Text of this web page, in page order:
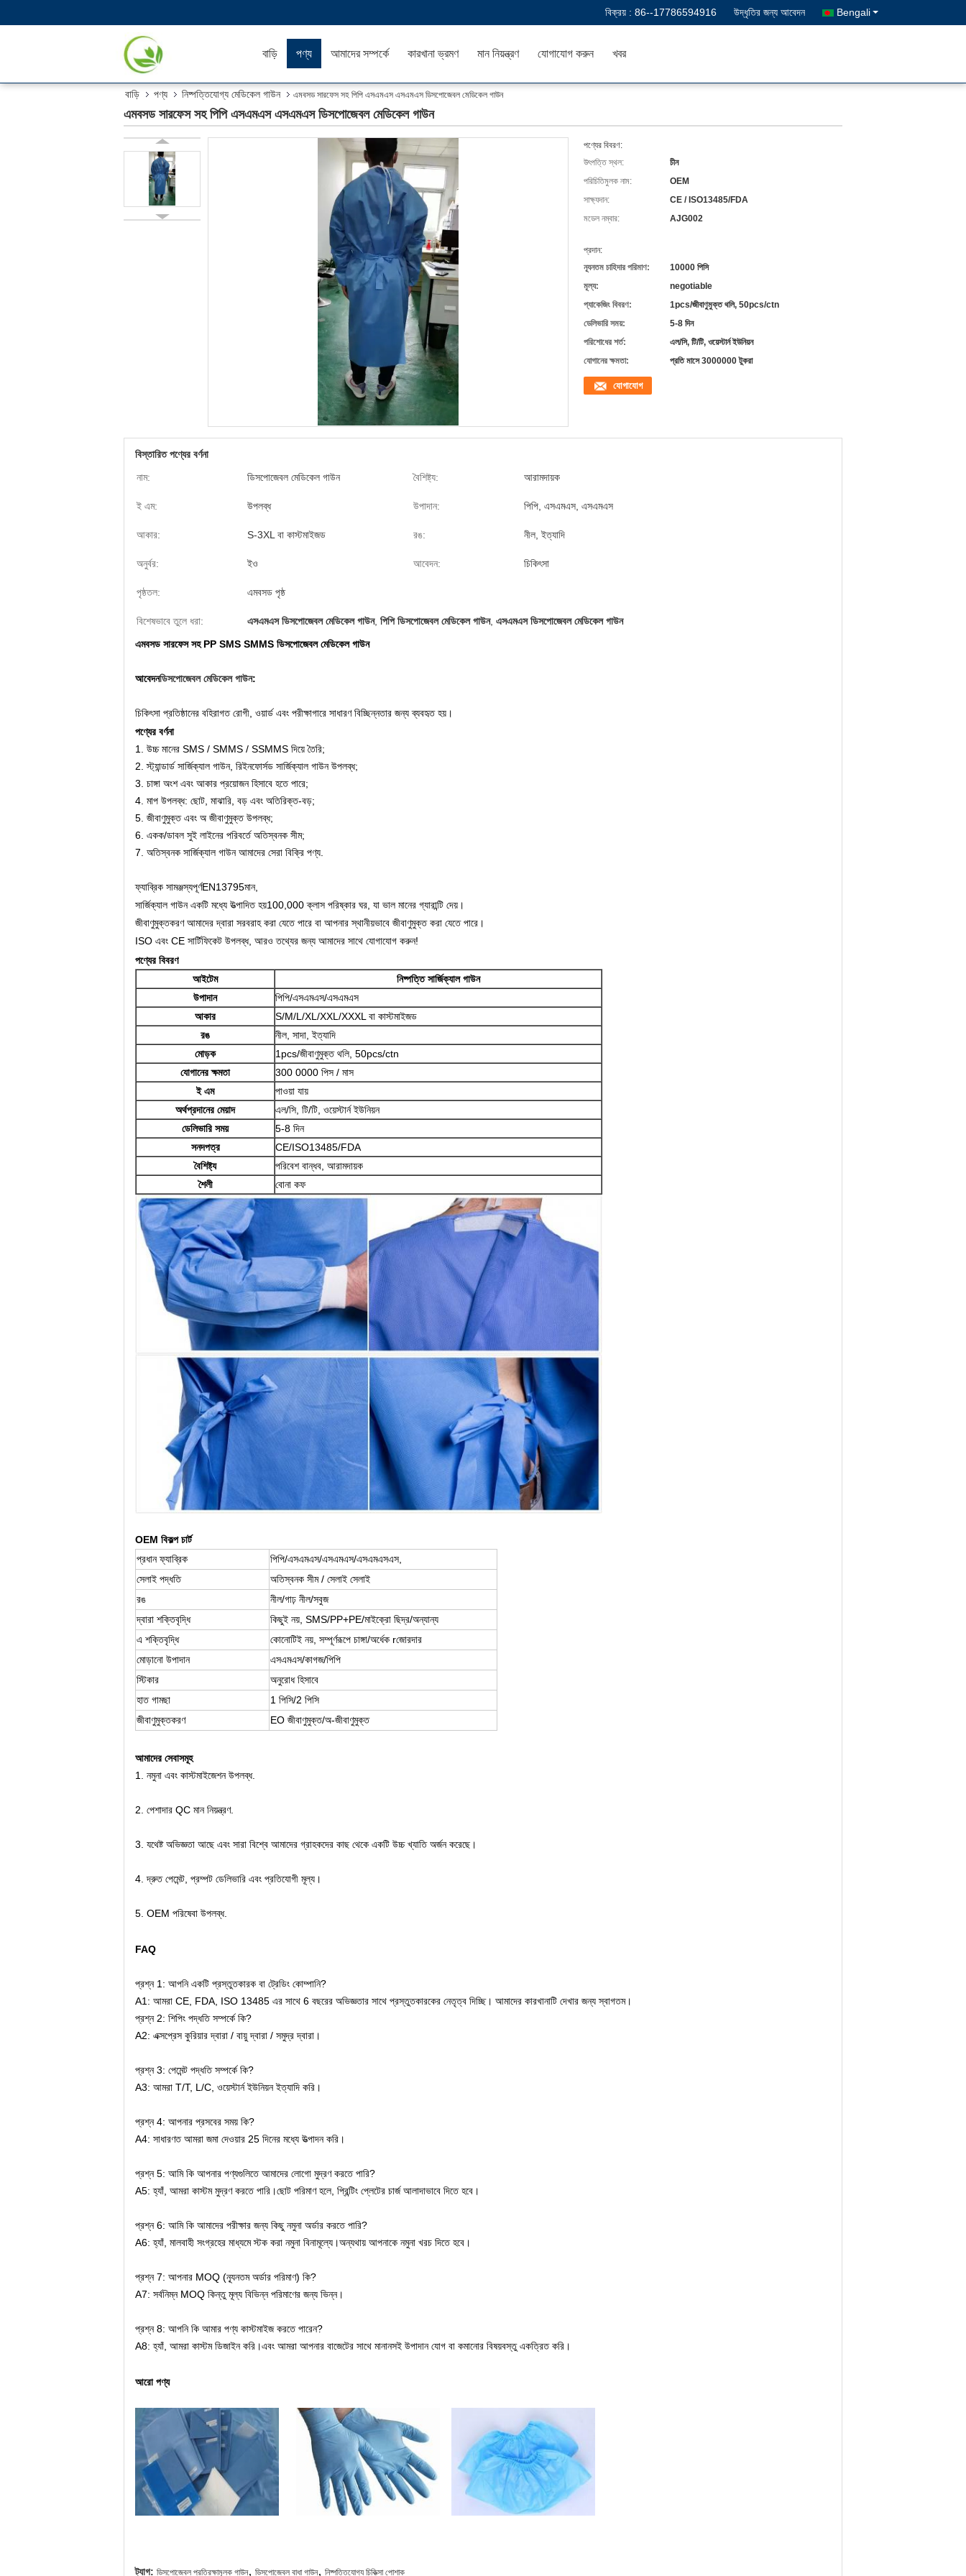
বিক্রয় : 86--17786594916 উদ্ধৃতির জন্য আবেদন Bengali
বাড়ি পণ্য আমাদের সম্পর্কে কারখানা ভ্রমণ মান নিয়ন্ত্রণ যোগাযোগ করুন খবর
বাড়ি পণ্য নিষ্পত্তিযোগ্য মেডিকেল গাউন এমবসড সারফেস সহ পিপি এসএমএস এসএমএস ডিসপোজেবল মেডিকেল গাউন
এমবসড সারফেস সহ পিপি এসএমএস এসএমএস ডিসপোজেবল মেডিকেল গাউন
পণ্যের বিবরণ:
উৎপত্তি স্থল:
চীন
পরিচিতিমুলক নাম:
OEM
সাক্ষ্যদান:
CE / ISO13485/FDA
মডেল নম্বার:
AJG002
প্রদান:
ন্যূনতম চাহিদার পরিমাণ:
10000 পিসি
মূল্য:
negotiable
প্যাকেজিং বিবরণ:
1pcs/জীবাণুমুক্ত থলি, 50pcs/ctn
ডেলিভারি সময়:
5-8 দিন
পরিশোধের শর্ত:
এল/সি, টি/টি, ওয়েস্টার্ন ইউনিয়ন
যোগানের ক্ষমতা:
প্রতি মাসে 3000000 টুকরা
যোগাযোগ
বিস্তারিত পণ্যের বর্ণনা
নাম:
ডিসপোজেবল মেডিকেল গাউন বৈশিষ্ট্য: আরামদায়ক
ই এম: উপলব্ধ উপাদান: পিপি, এসএমএস, এসএমএস
আকার: S-3XL বা কাস্টমাইজড রঙ: নীল, ইত্যাদি
অনুর্বর: ইও আবেদন: চিকিৎসা
পৃষ্ঠতল: এমবসড পৃষ্ঠ
বিশেষভাবে তুলে ধরা: এসএমএস ডিসপোজেবল মেডিকেল গাউন, পিপি ডিসপোজেবল মেডিকেল গাউন, এসএমএস ডিসপোজেবল মেডিকেল গাউন
এমবসড সারফেস সহ PP SMS SMMS ডিসপোজেবল মেডিকেল গাউন
আবেদনডিসপোজেবল মেডিকেল গাউন:
চিকিৎসা প্রতিষ্ঠানের বহিরাগত রোগী, ওয়ার্ড এবং পরীক্ষাগারে সাধারণ বিচ্ছিন্নতার জন্য ব্যবহৃত হয়।
পণ্যের বর্ণনা
1. উচ্চ মানের SMS / SMMS / SSMMS দিয়ে তৈরি;
2. স্ট্যান্ডার্ড সার্জিক্যাল গাউন, রিইনফোর্সড সার্জিক্যাল গাউন উপলব্ধ;
3. চাঙ্গা অংশ এবং আকার প্রয়োজন হিসাবে হতে পারে;
4. মাপ উপলব্ধ: ছোট, মাঝারি, বড় এবং অতিরিক্ত-বড়;
5. জীবাণুমুক্ত এবং অ জীবাণুমুক্ত উপলব্ধ;
6. একক/ডাবল সুই লাইনের পরিবর্তে অতিস্বনক সীম;
7. অতিস্বনক সার্জিক্যাল গাউন আমাদের সেরা বিক্রি পণ্য.
ফ্যাব্রিক সামঞ্জস্যপূর্ণEN13795মান,
সার্জিক্যাল গাউন একটি মধ্যে উত্পাদিত হয়100,000 ক্লাস পরিষ্কার ঘর , যা ভাল মানের গ্যারান্টি দেয়।
জীবাণুমুক্তকরণ আমাদের দ্বারা সরবরাহ করা যেতে পারে বা আপনার স্থানীয়ভাবে জীবাণুমুক্ত করা যেতে পারে।
ISO এবং CE সার্টিফিকেট উপলব্ধ, আরও তথ্যের জন্য আমাদের সাথে যোগাযোগ করুন!
পণ্যের বিবরণ
আইটেম
নিষ্পত্তি সার্জিক্যাল গাউন
উপাদান
পিপি/এসএমএস/এসএমএস
আকার
S/M/L/XL/XXL/XXXL বা কাস্টমাইজড
রঙ
নীল, সাদা, ইত্যাদি
মোড়ক
1pcs/জীবাণুমুক্ত থলি, 50pcs/ctn
যোগানের ক্ষমতা
300 0000 পিস / মাস
ই এম
পাওয়া যায়
অর্থপ্রদানের মেয়াদ
এল/সি, টি/টি, ওয়েস্টার্ন ইউনিয়ন
ডেলিভারি সময়
5-8 দিন
সনদপত্র
CE/ISO13485/FDA
বৈশিষ্ট্য
পরিবেশ বান্ধব, আরামদায়ক
শৈলী
বোনা কফ
OEM বিকল্প চার্ট
প্রধান ফ্যাব্রিক
পিপি/এসএমএস/এসএমএস/এসএমএসএস,
সেলাই পদ্ধতি
অতিস্বনক সীম / সেলাই সেলাই
রঙ
নীল/গাঢ় নীল/সবুজ
দ্বারা শক্তিবৃদ্ধি
কিছুই নয়, SMS/PP+PE/মাইক্রো ছিদ্র/অন্যান্য
এ শক্তিবৃদ্ধি
কোনোটিই নয়, সম্পূর্ণরূপে চাঙ্গা/অর্ধেক rজোরদার
মোড়ানো উপাদান
এসএমএস/কাগজ/পিপি
স্টিকার
অনুরোধ হিসাবে
হাত গামছা
1 পিসি/2 পিসি
জীবাণুমুক্তকরণ
EO জীবাণুমুক্ত/অ-জীবাণুমুক্ত
আমাদের সেবাসমূহ
1. নমুনা এবং কাস্টমাইজেশন উপলব্ধ.
2. পেশাদার QC মান নিয়ন্ত্রণ.
3. যথেষ্ট অভিজ্ঞতা আছে এবং সারা বিশ্বে আমাদের গ্রাহকদের কাছ থেকে একটি উচ্চ খ্যাতি অর্জন করেছে।
4. দ্রুত পেমেন্ট, প্রম্পট ডেলিভারি এবং প্রতিযোগী মূল্য।
5. OEM পরিষেবা উপলব্ধ.
FAQ
প্রশ্ন 1: আপনি একটি প্রস্তুতকারক বা ট্রেডিং কোম্পানি?
A1: আমরা CE, FDA, ISO 13485 এর সাথে 6 বছরের অভিজ্ঞতার সাথে প্রস্তুতকারকের নেতৃত্ব দিচ্ছি। আমাদের কারখানাটি দেখার জন্য স্বাগতম।
প্রশ্ন 2: শিপিং পদ্ধতি সম্পর্কে কি?
A2: এক্সপ্রেস কুরিয়ার দ্বারা / বায়ু দ্বারা / সমুদ্র দ্বারা।
প্রশ্ন 3: পেমেন্ট পদ্ধতি সম্পর্কে কি?
A3: আমরা T/T, L/C, ওয়েস্টার্ন ইউনিয়ন ইত্যাদি করি।
প্রশ্ন 4: আপনার প্রসবের সময় কি?
A4: সাধারণত আমরা জমা দেওয়ার 25 দিনের মধ্যে উত্পাদন করি।
প্রশ্ন 5: আমি কি আপনার পণ্যগুলিতে আমাদের লোগো মুদ্রণ করতে পারি?
A5: হ্যাঁ, আমরা কাস্টম মুদ্রণ করতে পারি।ছোট পরিমাণ হলে, প্রিন্টিং প্লেটের চার্জ আলাদাভাবে দিতে হবে।
প্রশ্ন 6: আমি কি আমাদের পরীক্ষার জন্য কিছু নমুনা অর্ডার করতে পারি?
A6: হ্যাঁ, মালবাহী সংগ্রহের মাধ্যমে স্টক করা নমুনা বিনামূল্যে।অন্যথায় আপনাকে নমুনা খরচ দিতে হবে।
প্রশ্ন 7: আপনার MOQ (ন্যূনতম অর্ডার পরিমাণ) কি?
A7: সর্বনিম্ন MOQ কিন্তু মূল্য বিভিন্ন পরিমাণের জন্য ভিন্ন।
প্রশ্ন 8: আপনি কি আমার পণ্য কাস্টমাইজ করতে পারেন?
A8: হ্যাঁ, আমরা কাস্টম ডিজাইন করি।এবং আমরা আপনার বাজেটের সাথে মানানসই উপাদান যোগ বা কমানোর বিষয়বস্তু একত্রিত করি।
আরো পণ্য
ট্যাগ: ডিসপোজেবল প্রতিরক্ষামূলক গাউন, ডিসপোজেবল বাধা গাউন, নিষ্পত্তিযোগ্য চিকিত্সা পোশাক